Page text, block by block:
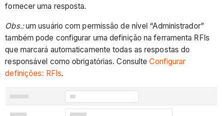
fornecer uma resposta.
Obs.:um usuário com permissão de nível “Administrador”
também pode configurar uma definição na ferramenta RFIs
que marcará automaticamente todas as respostas do
responsável como obrigatórias. ConsulteConfigurar
definições: RFIs.